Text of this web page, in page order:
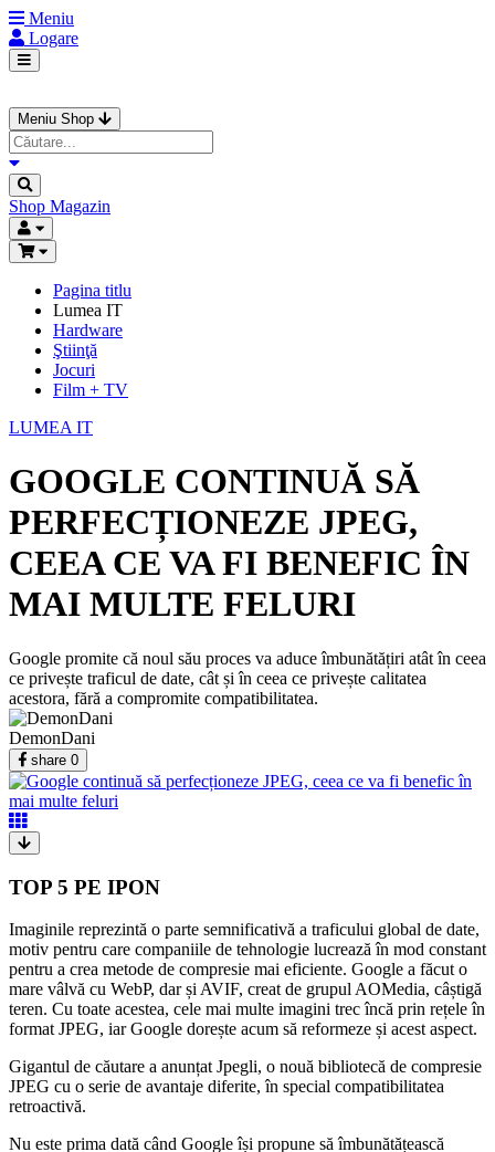
Meniu
Logare
Meniu Shop
Shop Magazin
Pagina titlu
Lumea IT
Hardware
Ştiinţă
Jocuri
Film + TV
LUMEA IT
GOOGLE CONTINUĂ SĂ
PERFECȚIONEZE JPEG,
CEEA CE VA FI BENEFIC ÎN
MAI MULTE FELURI
Google promite că noul său proces va aduce îmbunătățiri atât în ceea
ce privește traficul de date, cât și în ceea ce privește calitatea
acestora, fără a compromite compatibilitatea.
DemonDani
share 0
TOP 5 PE IPON
Imaginile reprezintă o parte semnificativă a traficului global de date,
motiv pentru care companiile de tehnologie lucrează în mod constant
pentru a crea metode de compresie mai eficiente. Google a făcut o
mare vâlvă cu WebP, dar și AVIF, creat de grupul AOMedia, câștigă
teren. Cu toate acestea, cele mai multe imagini trec încă prin rețele în
format JPEG, iar Google dorește acum să reformeze și acest aspect.
Gigantul de căutare a anunțat Jpegli, o nouă bibliotecă de compresie
JPEG cu o serie de avantaje diferite, în special compatibilitatea
retroactivă.
Nu este prima dată când Google își propune să îmbunătățească